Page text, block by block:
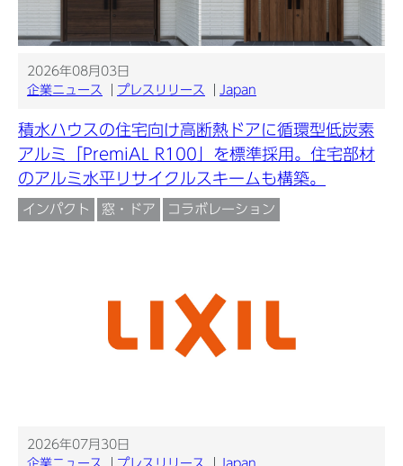
2026年08月03日
企業ニュース
プレスリリース Japan
積水ハウスの住宅向け高断熱ドアに循環型低炭素
アルミ「PremiAL R100」を標準採用。住宅部材
のアルミ水平リサイクルスキームも構築。
インパクト 窓・ドア コラボレーション
2026年07月30日
企業ニュース
プレスリリース Japan